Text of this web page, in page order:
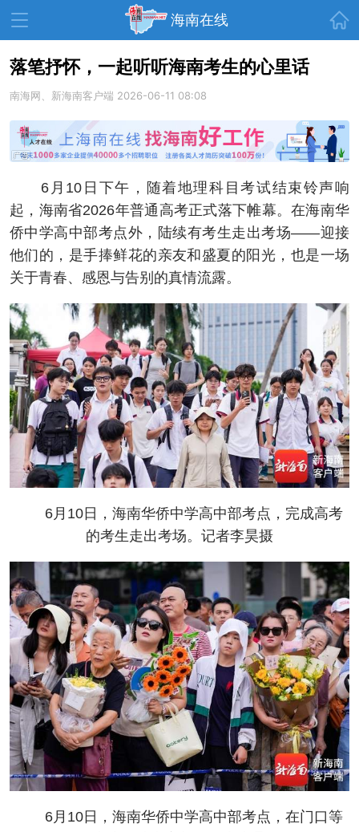
海南在线
资讯中心 热点 旅游
文体 财经
教育 健康 房产
家装 交通 美食
生活 演出 活动
展会 走读海南 周末去哪儿
落笔抒怀，一起听听海南考生的心里话
南海网、新海南客户端 2026-06-11 08:08
6月10日下午，随着地理科目考试结束铃声响
起，海南省2026年普通高考正式落下帷幕。在海南华
侨中学高中部考点外，陆续有考生走出考场——迎接
他们的，是手捧鲜花的亲友和盛夏的阳光，也是一场
关于青春、感恩与告别的真情流露。
6月10日，海南华侨中学高中部考点，完成高考
的考生走出考场。记者李昊摄
6月10日，海南华侨中学高中部考点，在门口等